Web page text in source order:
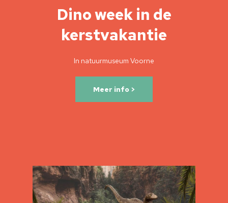
Dino week in de
kerstvakantie
In natuurmuseum Voorne
Meer info >